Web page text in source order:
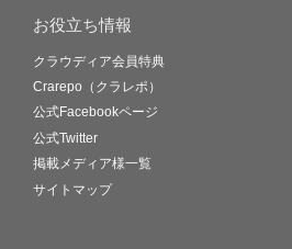
お役立ち情報
クラウディア会員特典
Crarepo（クラレポ）
公式Facebookページ
公式Twitter
掲載メディア様一覧
サイトマップ